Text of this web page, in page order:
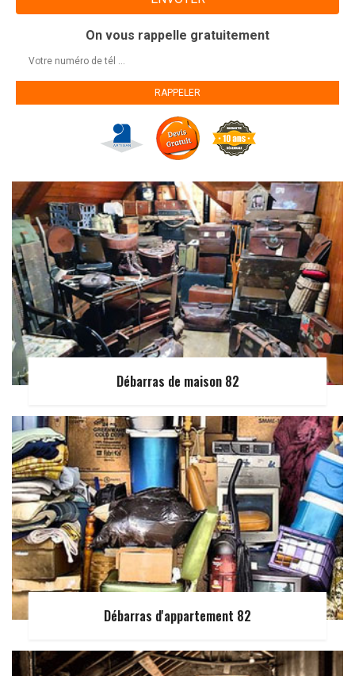
On vous rappelle gratuitement
Débarras de maison 82
Débarras d'appartement 82